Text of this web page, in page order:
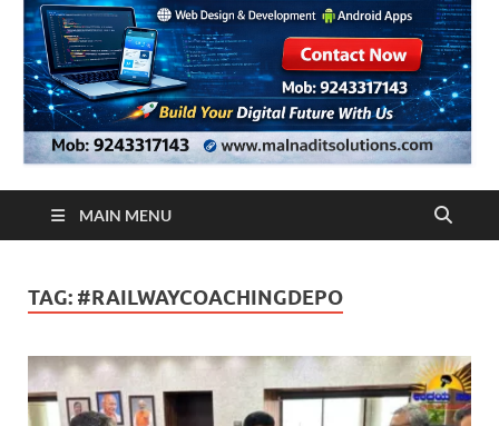
MAIN MENU
TAG: #RAILWAYCOACHINGDEPO